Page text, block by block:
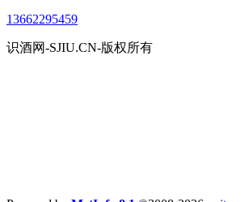
13662295459
识酒网-SJIU.CN-版权所有